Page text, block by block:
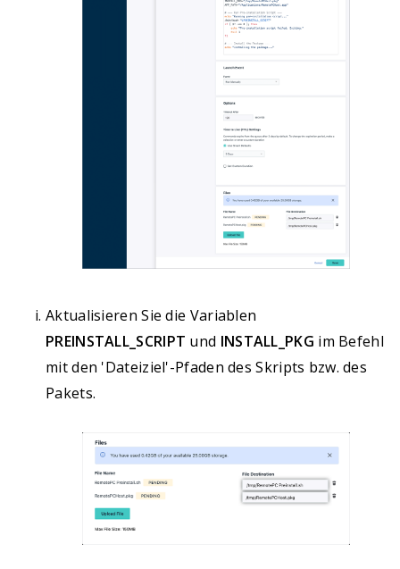
Aktualisieren Sie die Variablen
PREINSTALL_SCRIPT und INSTALL_PKG im Befehl
mit den 'Dateiziel'-Pfaden des Skripts bzw. des
Pakets.